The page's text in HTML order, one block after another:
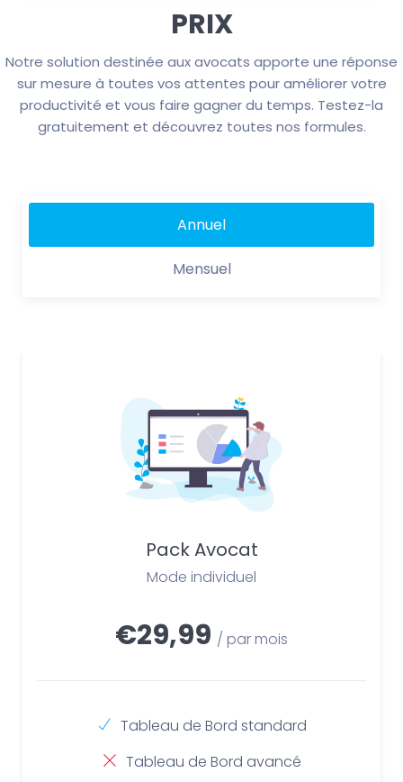
PRIX
Notre solution destinée aux avocats apporte une réponse
sur mesure à toutes vos attentes pour améliorer votre
productivité et vous faire gagner du temps. Testez-la
gratuitement et découvrez toutes nos formules.
Annuel
Mensuel
Pack Avocat
Mode individuel
€29,99 / par mois
Tableau de Bord standard
Tableau de Bord avancé